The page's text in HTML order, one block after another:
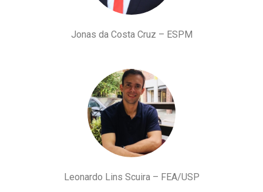
Jonas da Costa Cruz – ESPM
Leonardo Lins Scuira – FEA/USP